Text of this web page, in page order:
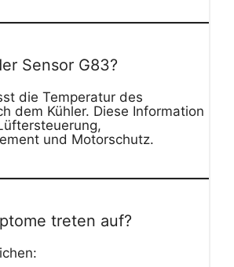
Sensor G83?
die Temperatur des
dem Kühler. Diese Information
und Motorschutz.
treten auf?